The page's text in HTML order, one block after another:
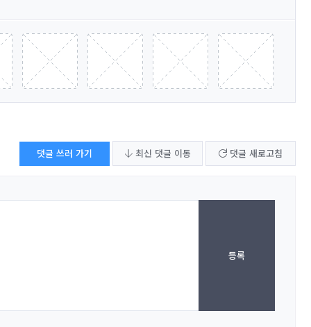
댓글 쓰러 가기 최신 댓글 이동 댓글 새로고침
등록